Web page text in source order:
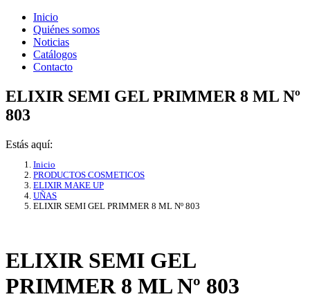
Inicio
Quiénes somos
Noticias
Catálogos
Contacto
ELIXIR SEMI GEL PRIMMER 8 ML Nº
803
Estás aquí:
Inicio
PRODUCTOS COSMETICOS
ELIXIR MAKE UP
UÑAS
ELIXIR SEMI GEL PRIMMER 8 ML Nº 803
ELIXIR SEMI GEL
PRIMMER 8 ML Nº 803